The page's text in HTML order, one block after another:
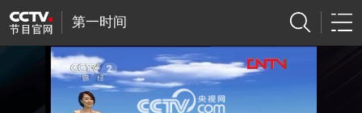
第一时间